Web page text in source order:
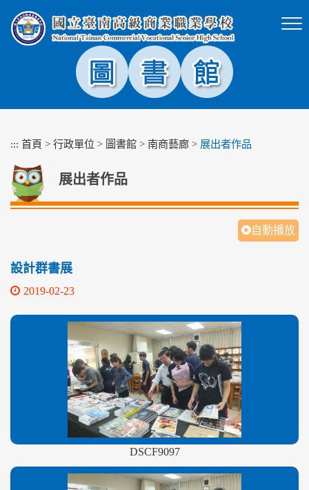
塊
::: 首頁 > 行政單位 > 圖書館 > 南商藝廊 > 展出者作品
展出者作品
自動播放
設計群書展
2019-02-23
DSCF9097